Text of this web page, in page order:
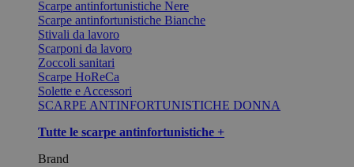
Scarpe antinfortunistiche Nere
Scarpe antinfortunistiche Bianche
Stivali da lavoro
Scarponi da lavoro
Zoccoli sanitari
Scarpe HoReCa
Solette e Accessori
SCARPE ANTINFORTUNISTICHE DONNA
Tutte le scarpe antinfortunistiche +
Brand